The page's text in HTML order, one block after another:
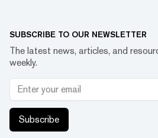
SUBSCRIBE TO OUR NEWSLETTER
The latest news, articles, and
weekly.
Subscribe